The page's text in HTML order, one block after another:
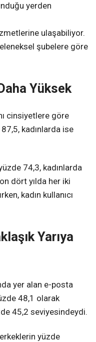
yerden
ulaşabiliyor.
şubelere göre
Yüksek
cinsiyetlere göre
kadınlarda ise
74,3, kadınlarda
dört yılda her iki
kadın kullanıcı
Yarıya
yer alan e-posta
48,1 olarak
45,2 seviyesindeydi.
erkeklerin yüzde